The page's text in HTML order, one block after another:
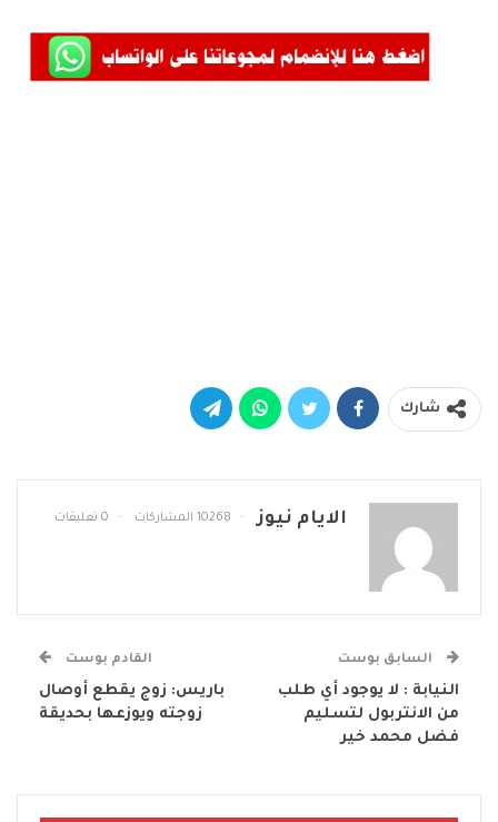
شارك
الايام نيوز 10268 المشاركات 0 تعليقات
السابق بوست
النيابة : لا يوجود أي طلب
من الانتربول لتسليم
فضل محمد خير
القادم بوست
باريس: زوج يقطع أوصال
زوجته ويوزعها بحديقة